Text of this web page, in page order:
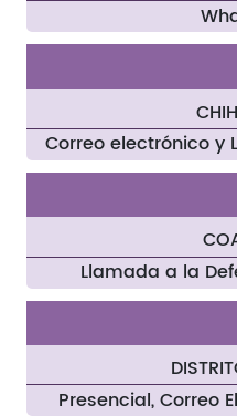
Correo electrónico y
Llamada a la
Presencial, Correo